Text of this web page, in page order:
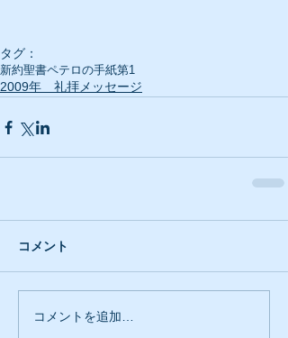
タグ：
新約聖書ペテロの手紙第1
2009年 礼拝メッセージ
コメント
コメントを追加…